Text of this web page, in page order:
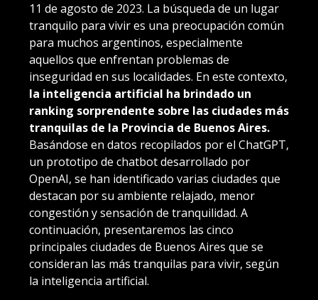
11 de agosto de 2023. La búsqueda de un lugar
tranquilo para vivir es una preocupación común
para muchos argentinos, especialmente
aquellos que enfrentan problemas de
inseguridad en sus localidades. En este contexto,
la inteligencia artificial ha brindado un
ranking sorprendente sobre las ciudades más
tranquilas de la Provincia de Buenos Aires.
Basándose en datos recopilados por el ChatGPT,
un prototipo de chatbot desarrollado por
OpenAI, se han identificado varias ciudades que
destacan por su ambiente relajado, menor
congestión y sensación de tranquilidad. A
continuación, presentaremos las cinco
principales ciudades de Buenos Aires que se
consideran las más tranquilas para vivir, según
la inteligencia artificial.